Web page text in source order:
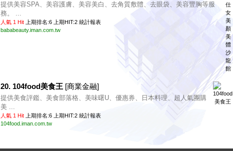
提供美容SPA、美容護膚、美容美白、去角質敷體、去眼袋、美容豐胸等服
務。 ...
人氣 1 Hit 上期排名:6 上期HIT:2 統計報表
bababeauty.iman.com.tw
20. 104food美食王 [商業金融]
提供美食評鑑、美食部落格、美味曙U、優惠券、日本料理、超人氣團購
美 ...
人氣 1 Hit 上期排名:6 上期HIT:2 統計報表
104food.iman.com.tw